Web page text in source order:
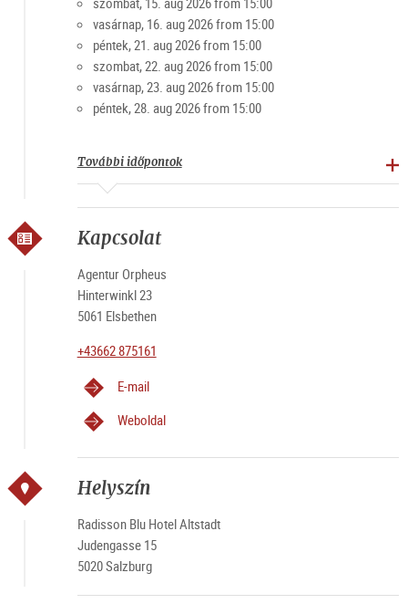
vasárnap, 16. aug 2026 from 15:00
péntek, 21. aug 2026 from 15:00
szombat, 22. aug 2026 from 15:00
vasárnap, 23. aug 2026 from 15:00
péntek, 28. aug 2026 from 15:00
További időpontok
Kapcsolat
Agentur Orpheus
Hinterwinkl 23
5061 Elsbethen
+43662 875161
E-mail
Weboldal
Helyszín
Radisson Blu Hotel Altstadt
Judengasse 15
5020 Salzburg